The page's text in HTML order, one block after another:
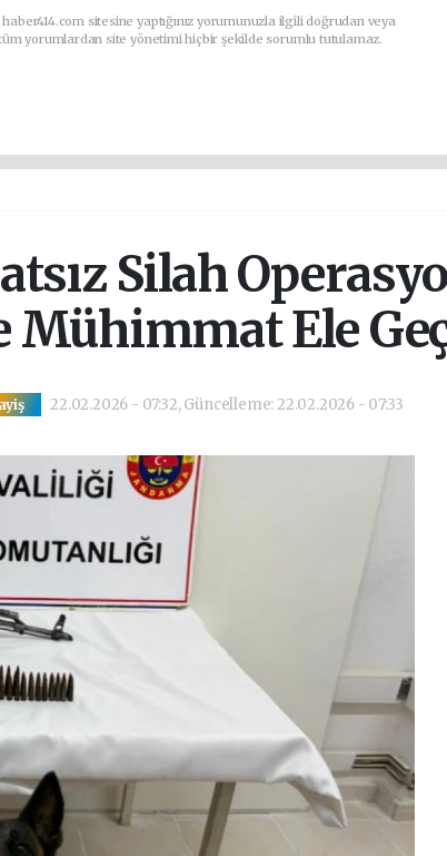
sitesine yaptığınız yorumunuzla ilgili doğrudan veya
yorumlardan site yönetimi hiçbir şekilde sorumlu tutulamaz.
Silah
Mühimmat Ele
22.02.2026 - 07:32, Güncelleme: 22.02.2026 - 07:33